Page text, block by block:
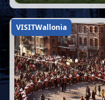
VISITWallonia